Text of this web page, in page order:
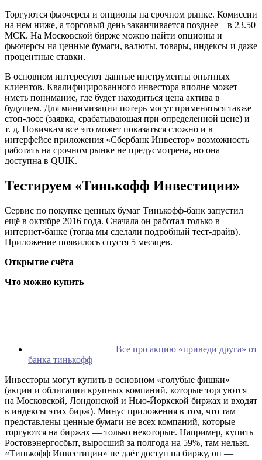
Торгуются фьючерсы и опционы на срочном рынке. Комиссии
на нем ниже, а торговый день заканчивается позднее – в 23.50
МСК. На Московской бирже можно найти опционы и
фьючерсы на ценные бумаги, валюты, товары, индексы и даже
процентные ставки.
В основном интересуют данные инструменты опытных
клиентов. Квалифицированного инвестора вполне может
иметь понимание, где будет находиться цена актива в
будущем. Для минимизации потерь могут применяться также
стоп-лосс (заявка, срабатывающая при определенной цене) и
т. д. Новичкам все это может показаться сложно и в
интерфейсе приложения «Сбербанк Инвестор» возможность
работать на срочном рынке не предусмотрена, но она
доступна в QUIK.
Тестируем «Тинькофф Инвестиции»
Сервис по покупке ценных бумаг Тинькофф-банк запустил
ещё в октябре 2016 года. Сначала он работал только в
интернет-банке (тогда мы сделали подробный тест-драйв).
Приложение появилось спустя 5 месяцев.
Открытие счёта
Что можно купить
Все про акцию «приведи друга» от
банка тинькофф
Инвесторы могут купить в основном «голубые фишки»
(акции и облигации крупных компаний, которые торгуются
на Московской, Лондонской и Нью-Йоркской биржах и входят
в индексы этих бирж). Минус приложения в том, что там
представлены ценные бумаги не всех компаний, которые
торгуются на биржах — только некоторые. Например, купить
Ростовэнергосбыт, выросший за полгода на 59%, там нельзя.
«Тинькофф Инвестиции» не даёт доступ на биржу, он —